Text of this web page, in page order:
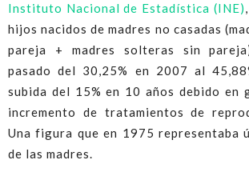
Instituto Nacional de Estadística (INE)
hijos nacidos de madres no casadas
pareja + madres solteras sin
pasado del 30,25% en 2007 al
subida del 15% en 10 años debido en
incremento de tratamientos de
Una figura que en 1975 representaba
de las madres.